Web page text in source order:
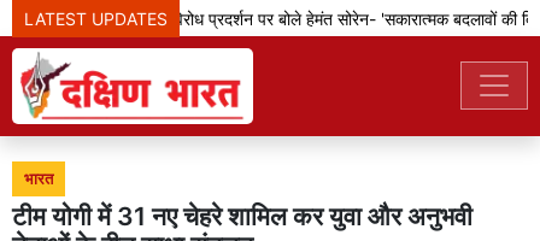
LATEST UPDATES
झारखंड: छात्रों के विरोध प्रदर्शन पर बोले हेमंत सोरेन- 'सकारात्मक बदलावों की
भारत
टीम योगी में 31 नए चेहरे शामिल कर युवा और अनुभवी